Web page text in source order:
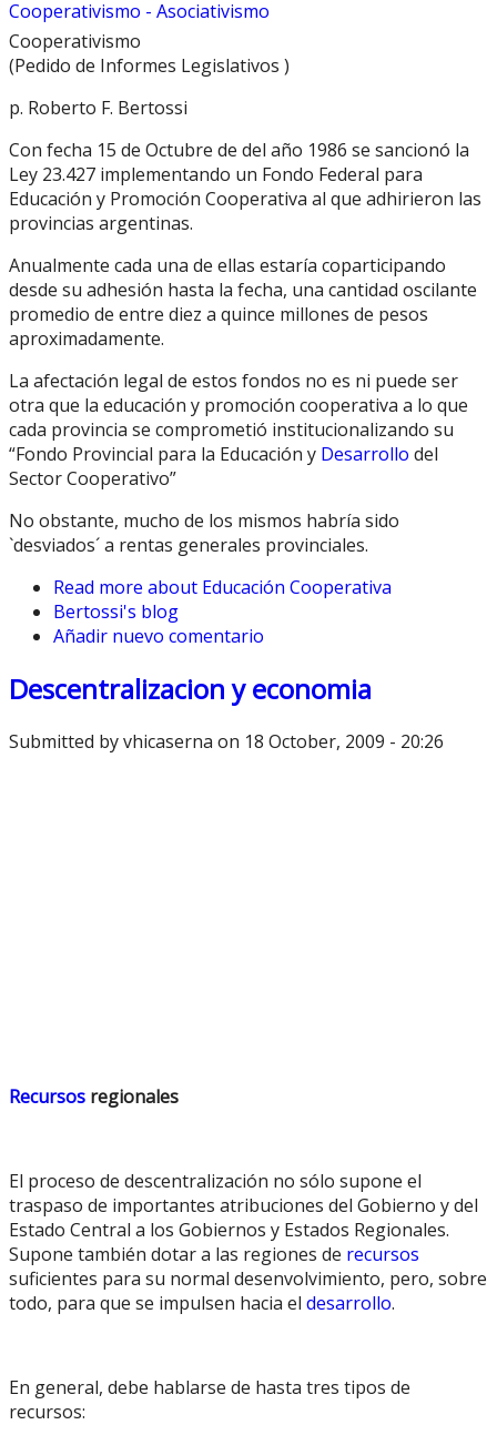
Cooperativismo - Asociativismo
Cooperativismo
(Pedido de Informes Legislativos )
p. Roberto F. Bertossi
Con fecha 15 de Octubre de del año 1986 se sancionó la
Ley 23.427 implementando un Fondo Federal para
Educación y Promoción Cooperativa al que adhirieron las
provincias argentinas.
Anualmente cada una de ellas estaría coparticipando
desde su adhesión hasta la fecha, una cantidad oscilante
promedio de entre diez a quince millones de pesos
aproximadamente.
La afectación legal de estos fondos no es ni puede ser
otra que la educación y promoción cooperativa a lo que
cada provincia se comprometió institucionalizando su
“Fondo Provincial para la Educación y Desarrollo del
Sector Cooperativo”
No obstante, mucho de los mismos habría sido
`desviados´ a rentas generales provinciales.
Read more about Educación Cooperativa
Bertossi's blog
Añadir nuevo comentario
Descentralizacion y economia
Submitted byvhicaserna on 18 October, 2009 - 20:26
Recursos regionales
El proceso de descentralización no sólo supone el
traspaso de importantes atribuciones del Gobierno y del
Estado Central a los Gobiernos y Estados Regionales.
Supone también dotar a las regiones de recursos
suficientes para su normal desenvolvimiento, pero, sobre
todo, para que se impulsen hacia el desarrollo.
En general, debe hablarse de hasta tres tipos de
recursos: